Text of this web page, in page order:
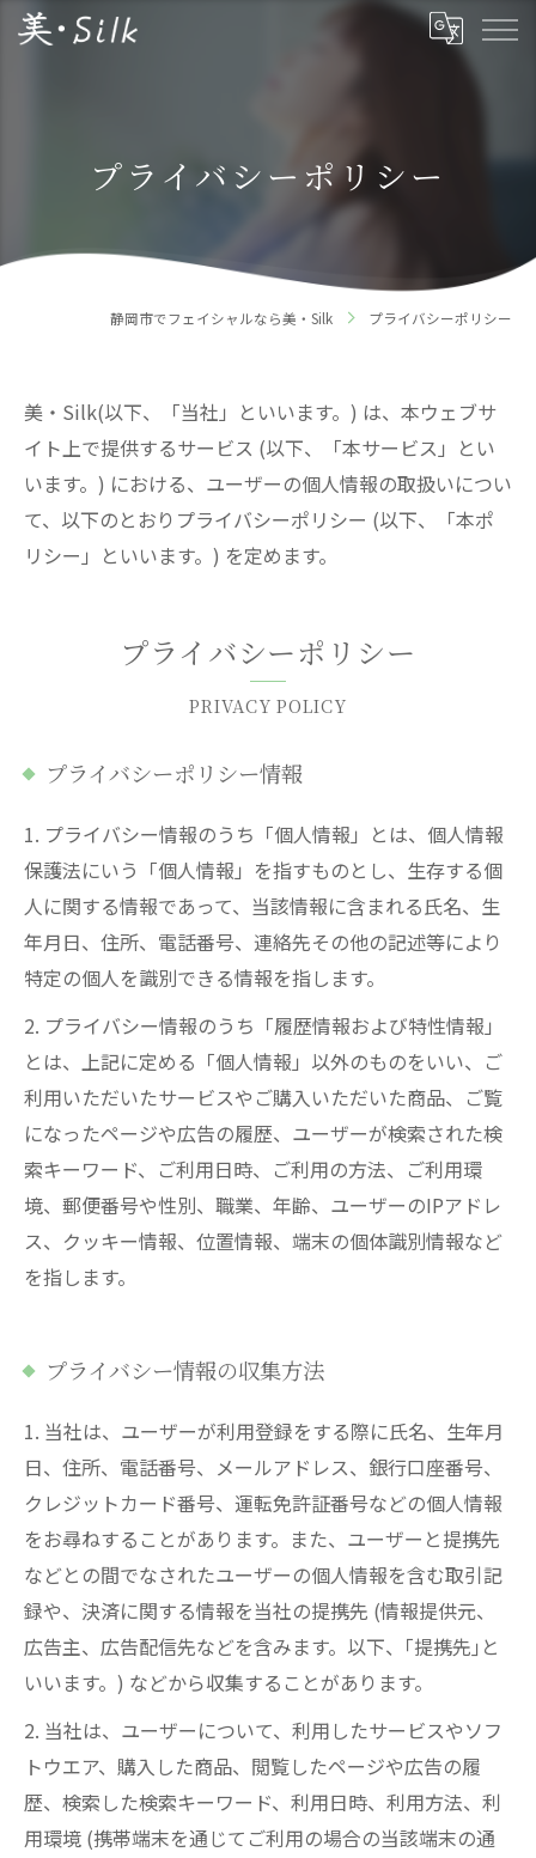
プライバシーポリシー
静岡市でフェイシャルなら美・Silk プライバシーポリシー
美・Silk(以下、「当社」といいます。) は、本ウェブサ
イト上で提供するサービス (以下、「本サービス」とい
います。) における、ユーザーの個人情報の取扱いについ
て、以下のとおりプライバシーポリシー (以下、「本ポ
リシー」といいます。) を定めます。
プライバシーポリシー
PRIVACY POLICY
プライバシーポリシー情報
1. プライバシー情報のうち「個人情報」とは、個人情報
保護法にいう「個人情報」を指すものとし、生存する個
人に関する情報であって、当該情報に含まれる氏名、生
年月日、住所、電話番号、連絡先その他の記述等により
特定の個人を識別できる情報を指します。
2. プライバシー情報のうち「履歴情報および特性情報」
とは、上記に定める「個人情報」以外のものをいい、ご
利用いただいたサービスやご購入いただいた商品、ご覧
になったページや広告の履歴、ユーザーが検索された検
索キーワード、ご利用日時、ご利用の方法、ご利用環
境、郵便番号や性別、職業、年齢、ユーザーのIPアドレ
ス、クッキー情報、位置情報、端末の個体識別情報など
を指します。
プライバシー情報の収集方法
1. 当社は、ユーザーが利用登録をする際に氏名、生年月
日、住所、電話番号、メールアドレス、銀行口座番号、
クレジットカード番号、運転免許証番号などの個人情報
をお尋ねすることがあります。また、ユーザーと提携先
などとの間でなされたユーザーの個人情報を含む取引記
録や、決済に関する情報を当社の提携先 (情報提供元、
広告主、広告配信先などを含みます。以下、｢提携先｣と
いいます。) などから収集することがあります。
2. 当社は、ユーザーについて、利用したサービスやソフ
トウエア、購入した商品、閲覧したページや広告の履
歴、検索した検索キーワード、利用日時、利用方法、利
用環境 (携帯端末を通じてご利用の場合の当該端末の通